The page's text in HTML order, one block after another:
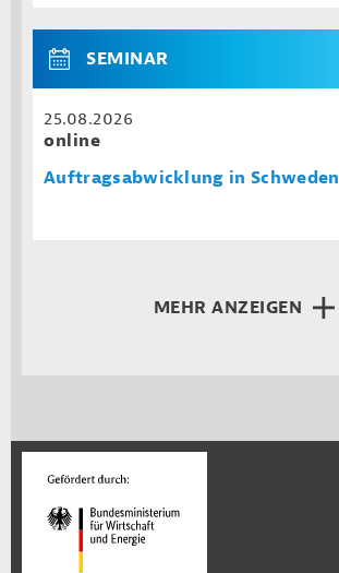
SEMINAR
25.08.2026
online
Auftragsabwicklung in Schweden
MEHR ANZEIGEN